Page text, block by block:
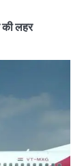
की लहर